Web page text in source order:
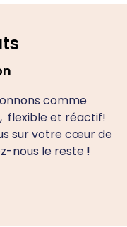
comme
flexible et réactif!
sur votre cœur de
nous le reste !